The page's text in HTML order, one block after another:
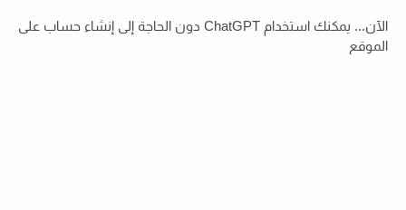
الآن... يمكنك استخدام ChatGPT دون الحاجة إلى إنشاء حساب على
الموقع